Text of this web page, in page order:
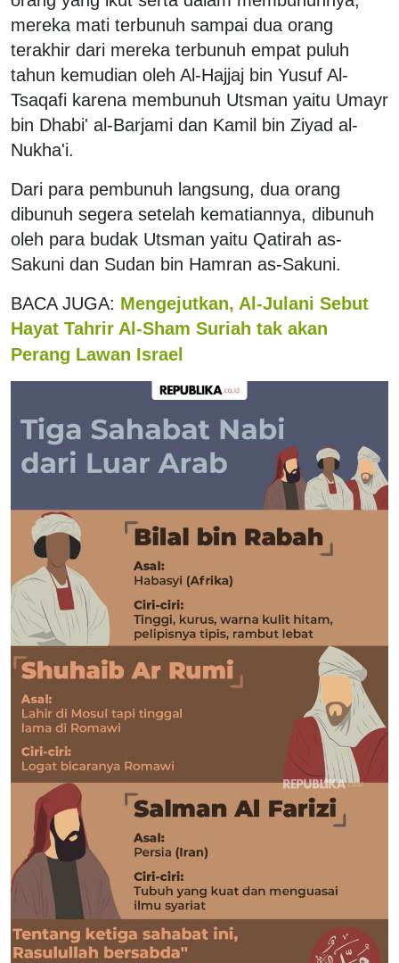
mereka mati terbunuh sampai dua orang
terakhir dari mereka terbunuh empat puluh
tahun kemudian oleh Al-Hajjaj bin Yusuf Al-
Tsaqafi karena membunuh Utsman yaitu Umayr
bin Dhabi' al-Barjami dan Kamil bin Ziyad al-
Nukha'i.
Dari para pembunuh langsung, dua orang
dibunuh segera setelah kematiannya, dibunuh
oleh para budak Utsman yaitu Qatirah as-
Sakuni dan Sudan bin Hamran as-Sakuni.
BACA JUGA: Mengejutkan, Al-Julani Sebut
Hayat Tahrir Al-Sham Suriah tak akan
Perang Lawan Israel